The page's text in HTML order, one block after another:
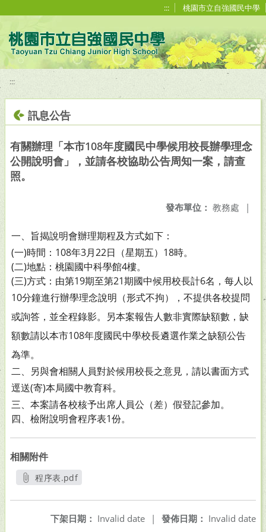
::: 桃園市立自強國民中學
:::
訊息公告
有關辦理「本市108年度國民中學候用校長辦學理念
公開說明會」，並請各校協助公告周知一案，請查
照。
發布單位： 教務處 |
一、旨揭說明會辦理期程及方式如下：
(一)時間：108年3月22日（星期五）18時。
(二)地點：桃園國中科學館4樓。
(三)方式：由第19期至第21期國中候用校長計6名，每人以
10分鐘進行辦學理念說明（形式不拘），不提供各校提問
或詢答，並全程錄影。另本案報告人數非實際缺額數， 缺
額數請以本市108年度國民中學校長遴選作業之缺額公告
為準。
二、另與會相關人員對於候用校長之意見，請以書面方式
逕送(寄)本局國中教育科。
三、本案請各校核予出席人員公（差）假登記參加。
四、檢附說明會程序表1份。
相關附件
程序表.pdf
發佈日期： Invalid date
下架日期： Invalid date
|